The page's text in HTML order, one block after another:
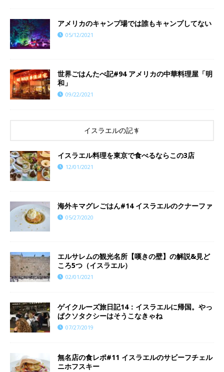
アメリカのキャンプ場では誰もキャンプしてない
05/12/2021
世界ごはんたべ記#94 アメリカの中華料理屋「明
和」
09/22/2021
イスラエルの記事
イスラエル料理を東京で食べるならこの3店
12/01/2021
海外キマグレごはん#14 イスラエルのクナーファ
05/27/2020
エルサレムの観光名所【嘆きの壁】の解説&見ど
ころ5つ（イスラエル）
02/01/2021
ゲイクルーズ旅日記14：イスラエルに帰国。やっ
ぱクソタクシーはそうこなきゃね
07/27/2019
無名店の食レポ#11 イスラエルのサビーフチェル
ニホフスキー